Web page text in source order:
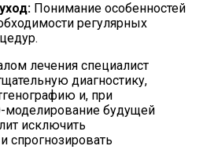
Понимание особенностей
регулярных
лечения специалист
диагностику,
и, при
моделирование будущей
исключить
спрогнозировать